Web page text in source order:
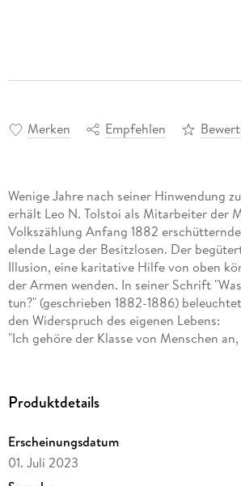
Merken Empfehlen
Wenige Jahre nach seiner Hinwendung
erhält Leo N. Tolstoi als Mitarbeiter der
Volkszählung Anfang 1882
elende Lage der Besitzlosen. Der
Illusion, eine karitative Hilfe von oben
der Armen wenden. In seiner Schrift
tun?" (geschrieben 1882-1886)
den Widerspruch des eigenen Lebens:
"Ich gehöre der Klasse von Menschen
Unglücklichen dann wieder verführt. Ich
einmal die Menschen nicht plündern, sie
nicht verführen darf. Statt dessen habe
kompliziertesten, listigsten, bösartigsten,
Produktdetails
Erscheinungsdatum
01. Juli 2023